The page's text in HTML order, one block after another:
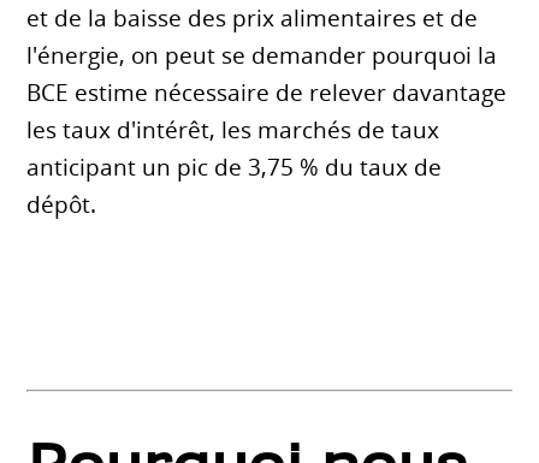
et de la baisse des prix alimentaires et de
l'énergie, on peut se demander pourquoi la
BCE estime nécessaire de relever davantage
les taux d'intérêt, les marchés de taux
anticipant un pic de 3,75 % du taux de
dépôt.